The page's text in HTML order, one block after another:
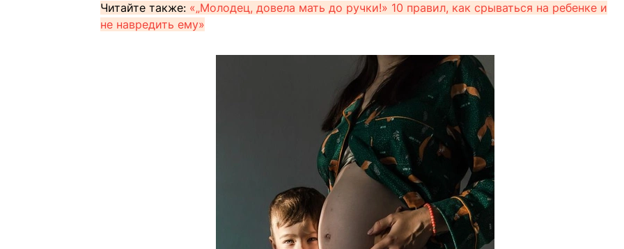
Читайте также: «„Молодец, довела мать до ручки!» 10 правил, как срываться на ребенке и
не навредить ему»